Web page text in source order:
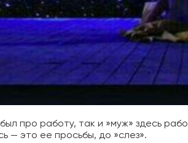
про работу, так и »муж» здесь
— это ее просьбы, до »слез».